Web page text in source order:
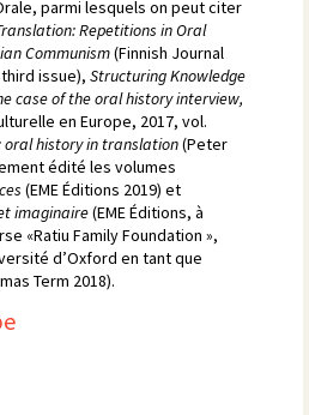
parmi lesquels on peut citer
Repetitions in Oral
Communism(Finnish Journal
issue), Structuring Knowledge
case of the oral history interview,
en Europe, 2017, vol.
oral history in translation(Peter
édité les volumes
(EME Éditions 2019) et
imaginaire(EME Éditions, à
«Ratiu Family Foundation »,
d’Oxford en tant que
Term 2018).